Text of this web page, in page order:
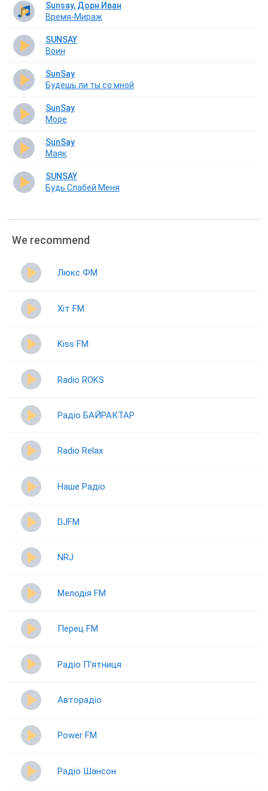
Sunsay, Дорн Иван
Время-Мираж
SUNSAY
Воин
SunSay
Будешь ли ты со мной
SunSay
Море
SunSay
Маяк
SUNSAY
Будь Слабей Меня
We recommend
Люкс ФМ
Хіт FM
Kiss FM
Radio ROKS
Радіо БАЙРАКТАР
Radio Relax
Наше Радіо
DJFM
NRJ
Мелодія FM
Перец FM
Радіо П‘ятниця
Авторадіо
Power FM
Радіо Шансон